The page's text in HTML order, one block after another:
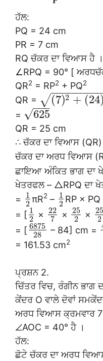
ਹੱਲ:
PQ = 24 cm
PR = 7 cm
RQ ਚੱਕਰ ਦਾ ਵਿਆਸ ਹੈ ।
∠RPQ = 90° [
QR2 = RP2 + PQ2
QR = (7)2 + (24
−−−−−−−−
√
= 625
−−
−
√
QR = 25 cm
∴ ਚੱਕਰ ਦਾ ਵਿਆਸ
ਚੱਕਰ ਦਾ ਅਰਧ ਵਿਆਸ
ਛਾਇਆ ਅੰਕਿਤ ਭਾਗ ਦਾ
ਖੇਤਰਫਲ – △RPQ ਦਾ
=
1
2 πR2– 1
2 RP × PQ
= [ 1
2
×
22
7
×
25
2
×
25
2
= [ 6875
28
– 84] cm =
= 161.53 cm2
ਪ੍ਰਸ਼ਨ 2.
ਚਿੱਤਰ ਵਿਚ, ਰੰਗੀਨ ਭਾਗ
ਕੇਂਦਰ O ਵਾਲੇ ਦੋਵਾਂ
ਅਰਧ ਵਿਆਸ ਕ੍ਰਮਵਾਰ
∠AOC = 40° ਹੈ ।
ਹੱਲ:
ਛੋਟੇ ਚੱਕਰ ਦਾ ਅਰਧ